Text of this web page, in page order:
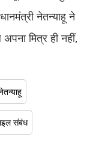
नेतन्याहू ने
मित्र ही नहीं,
संबंध